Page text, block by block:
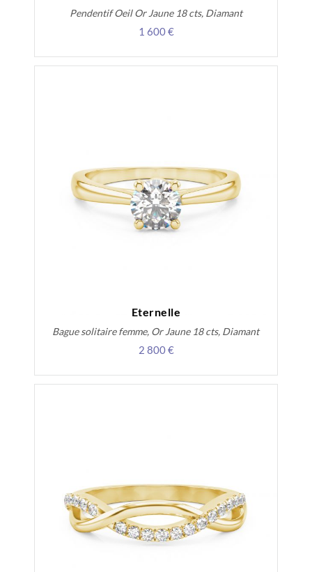
Pendentif Oeil Or Jaune 18 cts, Diamant
1 600 €
Eternelle
Bague solitaire femme, Or Jaune 18 cts, Diamant
2 800 €